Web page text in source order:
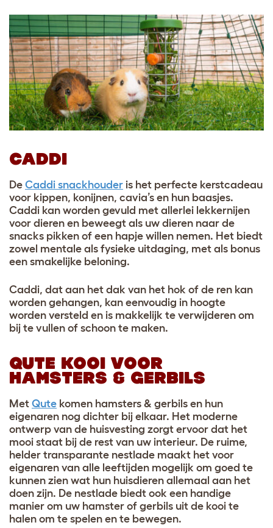
CADDI
De Caddi snackhouder is het perfecte kerstcadeau
voor kippen, konijnen, cavia’s en hun baasjes.
Caddi kan worden gevuld met allerlei lekkernijen
voor dieren en beweegt als uw dieren naar de
snacks pikken of een hapje willen nemen. Het biedt
zowel mentale als fysieke uitdaging, met als bonus
een smakelijke beloning.
Caddi, dat aan het dak van het hok of de ren kan
worden gehangen, kan eenvoudig in hoogte
worden versteld en is makkelijk te verwijderen om
bij te vullen of schoon te maken.
QUTE KOOI VOOR
HAMSTERS & GERBILS
Met Qute komen hamsters & gerbils en hun
eigenaren nog dichter bij elkaar. Het moderne
ontwerp van de huisvesting zorgt ervoor dat het
mooi staat bij de rest van uw interieur. De ruime,
helder transparante nestlade maakt het voor
eigenaren van alle leeftijden mogelijk om goed te
kunnen zien wat hun huisdieren allemaal aan het
doen zijn. De nestlade biedt ook een handige
manier om uw hamster of gerbils uit de kooi te
halen om te spelen en te bewegen.